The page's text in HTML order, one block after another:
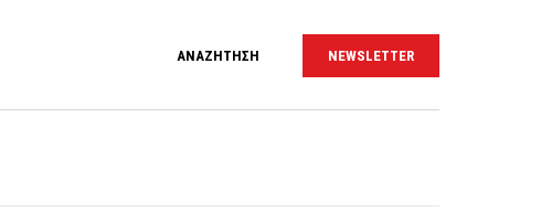
ΑΝΑΖΗΤΗΣΗ NEWSLETTER